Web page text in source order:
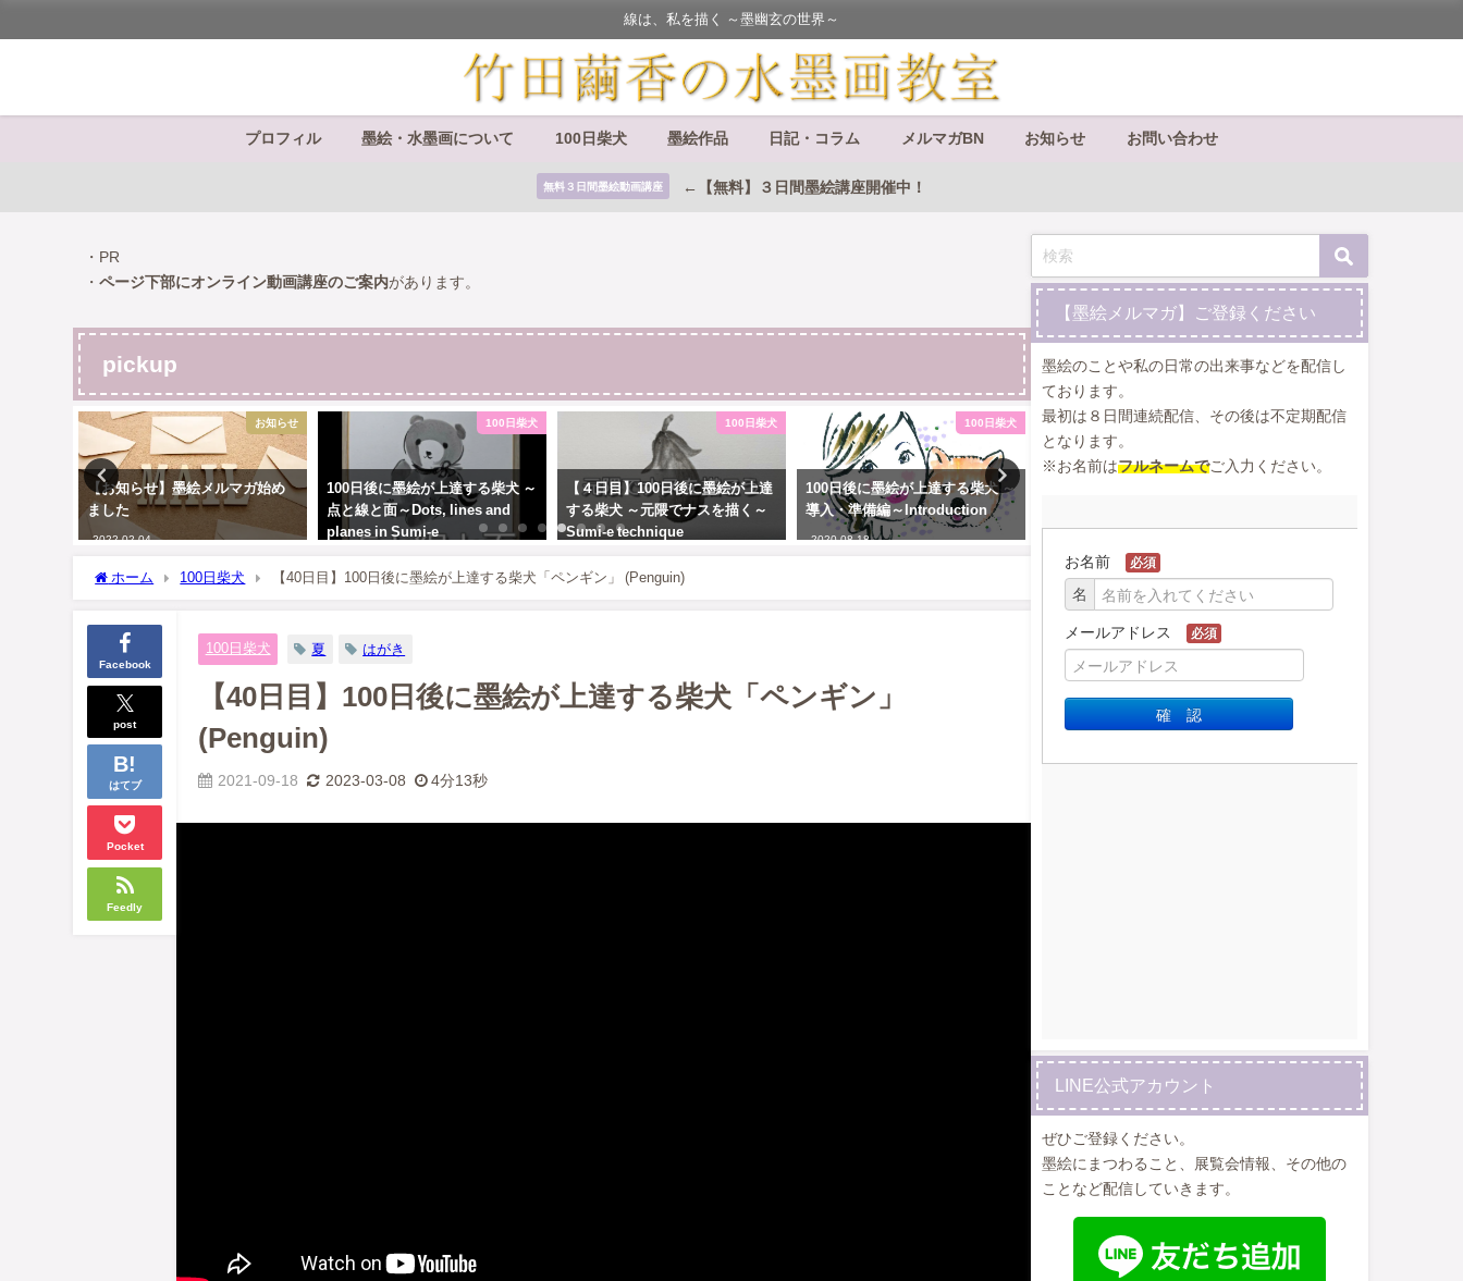
線は、私を描く ～墨幽玄の世界～
プロフィル 墨絵・水墨画について 100日柴犬 墨絵作品 日記・コラム メルマガBN お知らせ お問い合わせ
無料３日間墨絵動画講座 ←【無料】３日間墨絵講座開催中！
・PR
・ページ下部にオンライン動画講座のご案内があります。
pickup
お知らせ
【お知らせ】墨絵メルマガ始め
2022-02-04
100日柴犬
100日後に墨絵が上達する柴犬 ～
点と線と面～Dots, lines and
planes in Sumi-e
100日柴犬
【４日目】100日後に墨絵が上達
する柴犬 ～元隈でナスを描く～
Sumi-e technique
2020-08-19
100日柴犬
100日後に墨絵が上達する柴犬 ～
導入・準備編～Introduction
2020-08-18
100日柴犬
【１日目】100日後に墨絵が上達
する柴犬 ～片隈でカボチャを描
く～Sumi-e technique
Sumi-e technique
2020-08-19
ホーム 100日柴犬 【40日目】100日後に墨絵が上達する柴犬「ペンギン」 (Penguin)
Facebook
post
はてブ
Pocket
Feedly
100日柴犬 夏 はがき
【40日目】100日後に墨絵が上達する柴犬「ペンギン」
(Penguin)
2021-09-18 2023-03-08 4分13秒
【墨絵メルマガ】ご登録ください
墨絵のことや私の日常の出来事などを配信し
ております。
最初は８日間連続配信、その後は不定期配信
となります。
※お名前はフルネームでご入力ください。
LINE公式アカウント
ぜひご登録ください。
墨絵にまつわること、展覧会情報、その他の
ことなど配信していきます。